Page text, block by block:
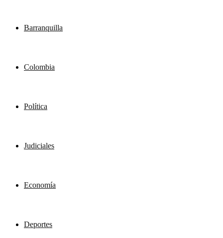
Barranquilla
Colombia
Política
Judiciales
Economía
Deportes